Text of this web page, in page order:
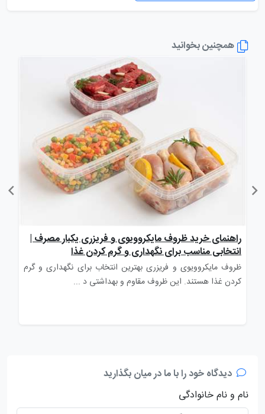
همچنین بخوانید
راهنمای خرید ظروف مایکروویوی و فریزری یکبار مصرف |
انتخابی مناسب برای نگهداری و گرم کردن غذا
ظروف مایکروویوی و فریزری بهترین انتخاب برای نگهداری و گرم
کردن غذا هستند. این ظروف مقاوم و بهداشتی د ...
دیدگاه خود را با ما در میان بگذارید
نام و نام خانوادگی